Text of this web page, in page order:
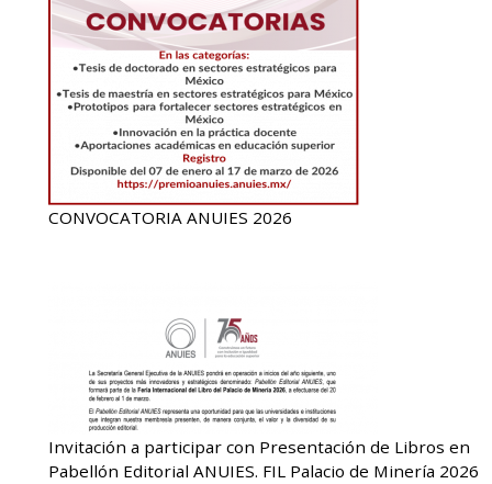
CONVOCATORIA ANUIES 2026
Invitación a participar con Presentación de Libros en
Pabellón Editorial ANUIES. FIL Palacio de Minería 2026